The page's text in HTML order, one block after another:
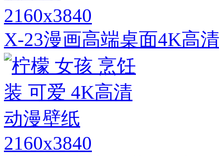
2160x3840
X-23漫画高端桌面4K高
2160x3840